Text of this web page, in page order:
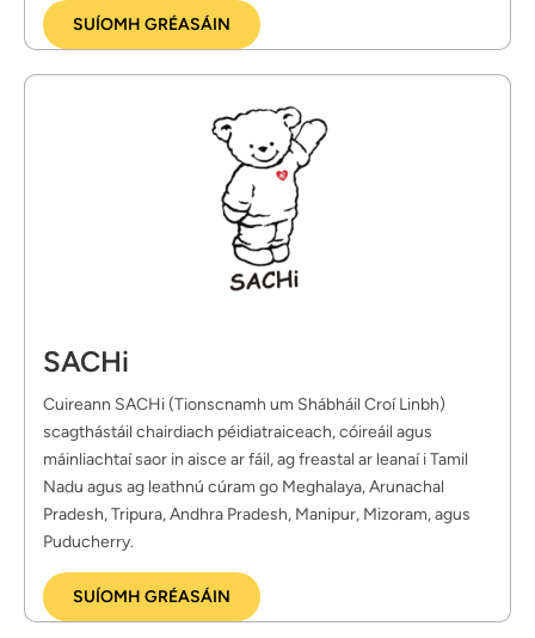
SUÍOMH GRÉASÁIN
SACHi
Cuireann SACHi (Tionscnamh um Shábháil Croí Linbh)
scagthástáil chairdiach péidiatraiceach, cóireáil agus
máinliachtaí saor in aisce ar fáil, ag freastal ar leanaí i Tamil
Nadu agus ag leathnú cúram go Meghalaya, Arunachal
Pradesh, Tripura, Andhra Pradesh, Manipur, Mizoram, agus
Puducherry.
SUÍOMH GRÉASÁIN